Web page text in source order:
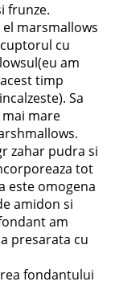
frunze.
marsmallows
cu
am
timp
Sa
mare
zahar pudra si
tot
este omogena
amidon si
am
presarata cu
fondantului